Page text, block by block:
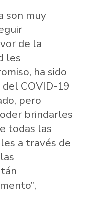
son muy
de la
les
ha sido
COVID-19
pero
brindarles
todas las
a través de